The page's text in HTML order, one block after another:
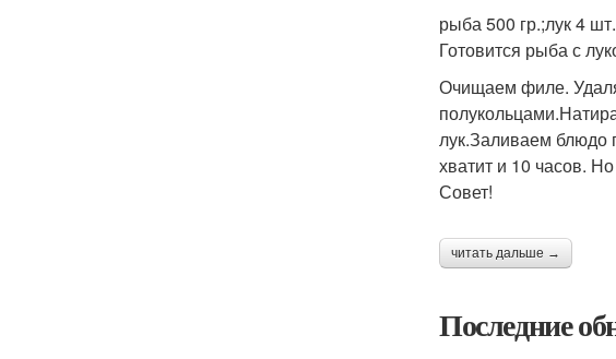
рыба 500 гр.;лук 4
Готовится рыба с
Очищаем филе.
лук.Заливаем блюдо
хватит и 10 часов.
Совет!
читать дальше →
Последние